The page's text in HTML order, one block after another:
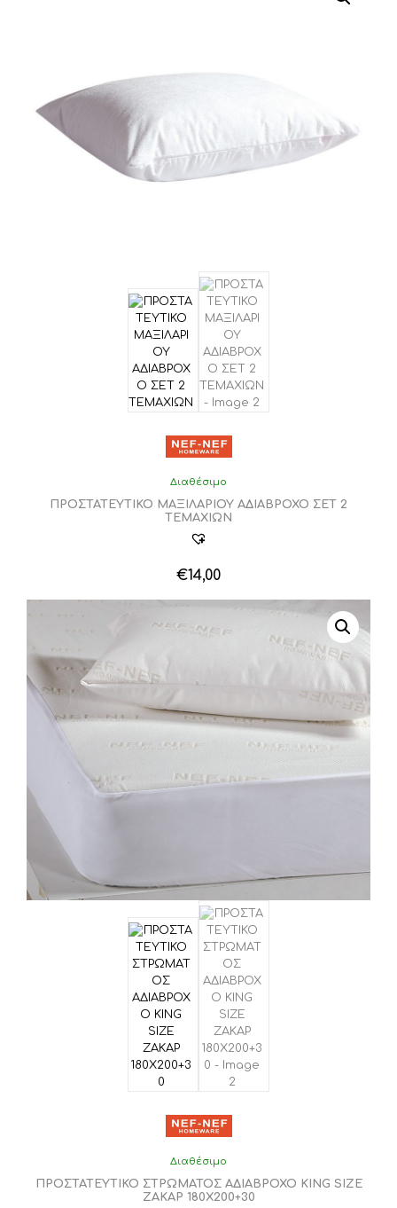
Διαθέσιμο
ΠΡΟΣΤΑΤΕΥΤΙΚΟ ΜΑΞΙΛΑΡΙΟΥ ΑΔΙΑΒΡΟΧΟ ΣΕΤ 2
ΤΕΜΑΧΙΩΝ
€14,00
Διαθέσιμο
ΠΡΟΣΤΑΤΕΥΤΙΚΟ ΣΤΡΩΜΑΤΟΣ ΑΔΙΑΒΡΟΧΟ KING SIZE
ΖΑΚΑΡ 180Χ200+30